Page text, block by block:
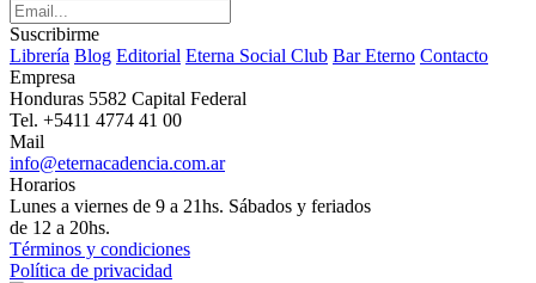
Suscribirme
Librería Blog Editorial Eterna Social Club Bar Eterno Contacto
Empresa
Honduras 5582 Capital Federal
Tel. +5411 4774 41 00
Mail
info@eternacadencia.com.ar
Horarios
Lunes a viernes de 9 a 21hs. Sábados y feriados
de 12 a 20hs.
Términos y condiciones
Política de privacidad